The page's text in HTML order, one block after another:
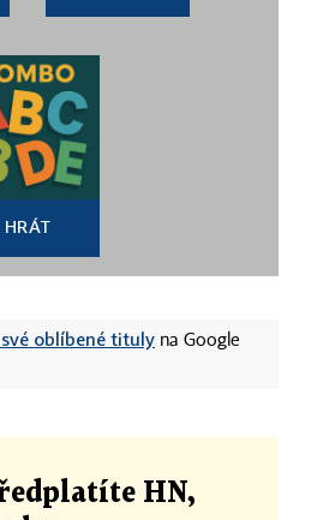
HRÁT
své oblíbené tituly na Google
HN,